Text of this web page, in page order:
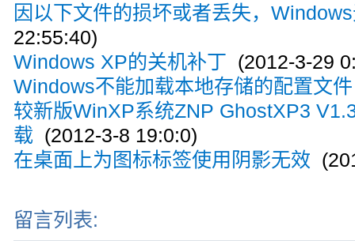
因以下文件的损坏或者丢失，
22:55:40)
Windows XP的关机补丁 (2012-3-29
Windows不能加载本地存储的配置文件
较新版WinXP系统ZNP GhostXP3
载 (2012-3-8 19:0:0)
在桌面上为图标标签使用阴影无效
留言列表: